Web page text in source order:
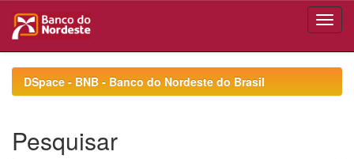
navigationDSpace - BNB - Banco do Nordeste do Brasil
Pesquisar